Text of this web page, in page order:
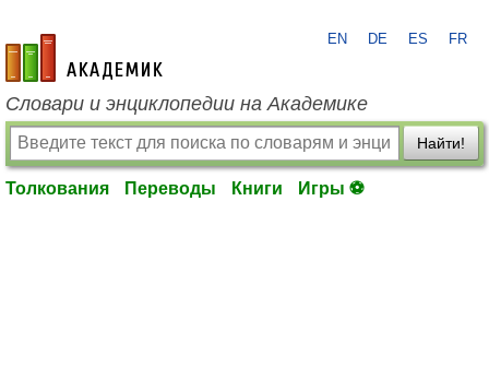
academic.ru
EN DE ES FR
Словари и энциклопедии на Академике
Найти!
Толкования Переводы Книги Игры ⚽